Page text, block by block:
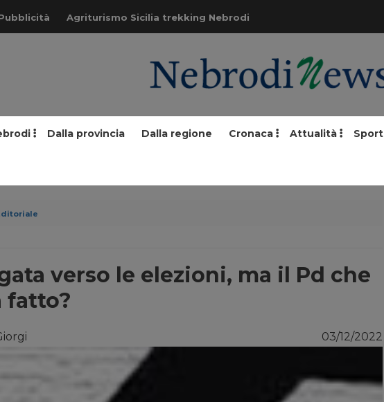
Agriturismo Sicilia trekking Nebrodi
Dalla provincia Dalla regione Cronaca Attualità Sport
verso le elezioni, ma il Pd che
fatto?
03/12/2022